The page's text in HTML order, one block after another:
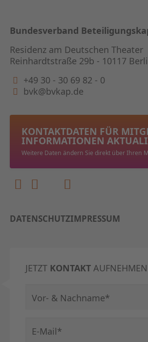
Bundesverband
Residenz am Deutschen Theater
Reinhardtstraße 29b - 10117
+49 30 - 30 69 82 - 0
bvk@bvkap.de
KONTAKTDATEN FÜR
INFORMATIONEN
Weitere Daten ändern Sie direkt über Ihren
DATENSCHUTZIMPRESSUM
JETZT KONTAKT AUFNEHMEN
Pflichtfeld
Vor- & Nachname*
Pflichtfeld
E-Mail*